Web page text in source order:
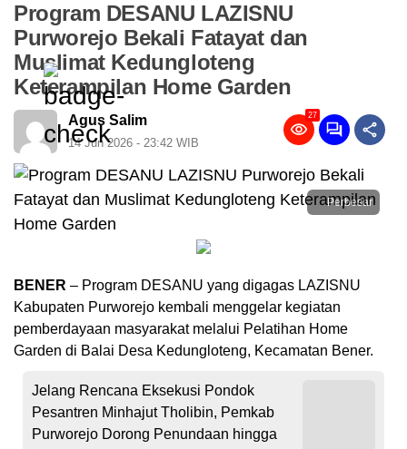
Program DESANU LAZISNU
Purworejo Bekali Fatayat dan
Muslimat Kedungloteng
Keterampilan Home Garden
Agus Salim
14 Jun 2026 - 23:42 WIB
27
Perbesar
BENER – Program DESANU yang digagas LAZISNU
Kabupaten Purworejo kembali menggelar kegiatan
pemberdayaan masyarakat melalui Pelatihan Home
Garden di Balai Desa Kedungloteng, Kecamatan Bener.
Jelang Rencana Eksekusi Pondok
Pesantren Minhajut Tholibin, Pemkab
Purworejo Dorong Penundaan hingga